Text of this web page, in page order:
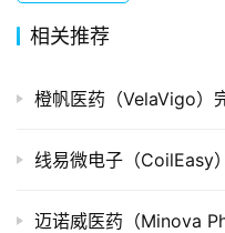
重
司
市
相关推荐
橙帆医药（VelaVigo）
线易微电子（CoilEasy
迈诺威医药（Minova